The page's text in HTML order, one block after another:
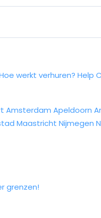
werkt verhuren? Help
Amsterdam Apeldoorn
Maastricht Nijmegen
grenzen!